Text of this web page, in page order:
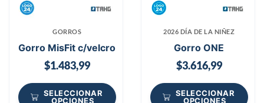
GORROS
Gorro MisFit c/velcro
$1.483,99
SELECCIONAR
OPCIONES
2026 DÍA DE LA NIÑEZ
Gorro ONE
$3.616,99
SELECCIONAR
OPCIONES